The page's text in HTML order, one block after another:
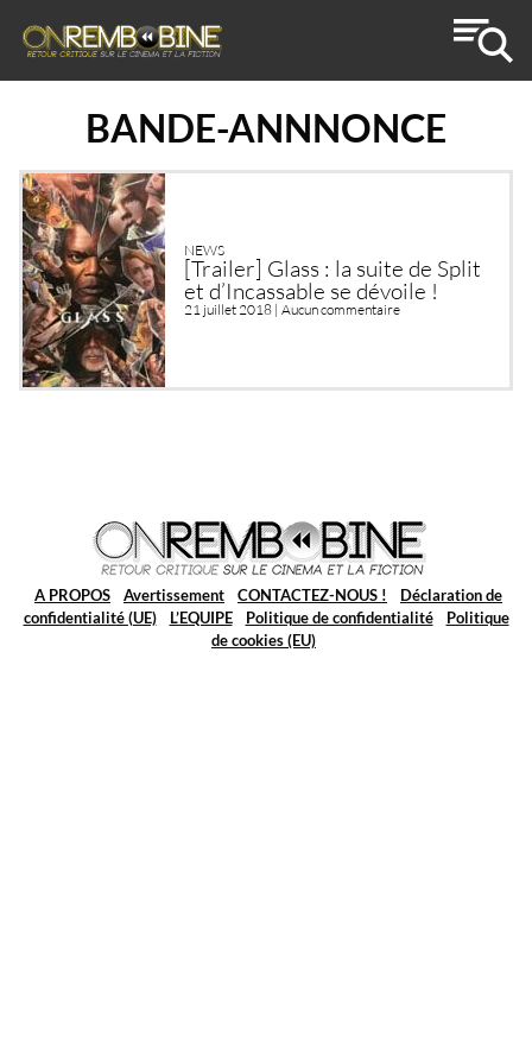
BANDE-ANNNONCE
NEWS
[Trailer] Glass : la suite de Split
et d’Incassable se dévoile !
21 juillet 2018 | Aucun commentaire
A PROPOS Avertissement CONTACTEZ-NOUS !
Déclaration de
confidentialité (UE)
L’EQUIPE Politique de confidentialité
Politique
de cookies (EU)